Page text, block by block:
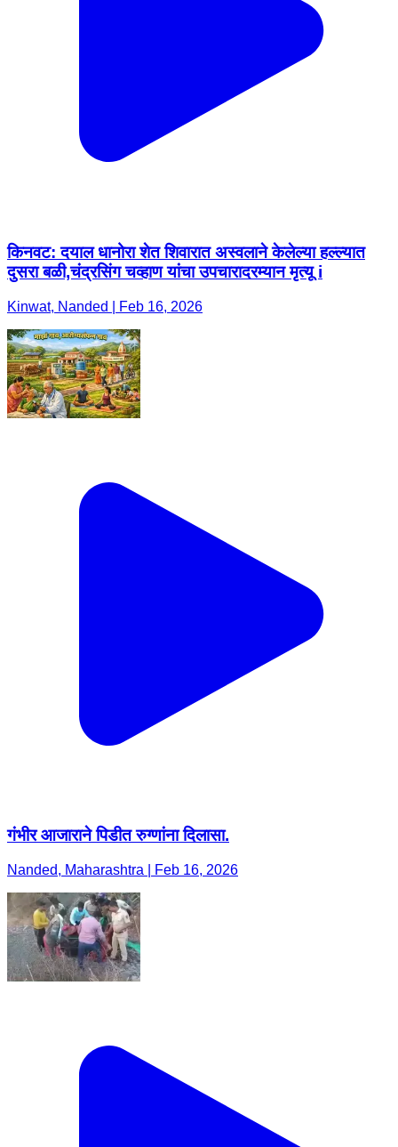
किनवट: दयाल धानोरा शेत शिवारात अस्वलाने केलेल्या हल्ल्यात
दुसरा बळी,चंद्रसिंग चव्हाण यांचा उपचारादरम्यान मृत्यू i
Kinwat, Nanded | Feb 16, 2026
गंभीर आजाराने पिडीत रुग्णांना दिलासा.
Nanded, Maharashtra | Feb 16, 2026